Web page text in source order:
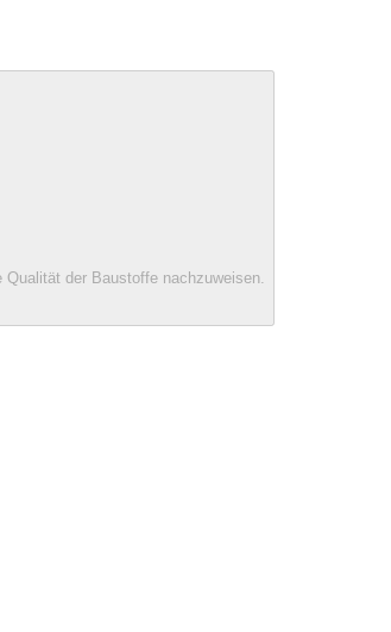
der Baustoffe nachzuweisen.